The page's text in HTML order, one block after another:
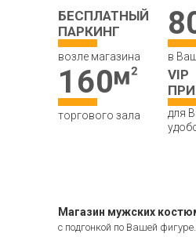
с подгонкой по Вашей
БЕСПЛАТНЫЙ
ПАРКИНГ
возле магазина в
160
торгового зала
VIP
для
Магазин мужских